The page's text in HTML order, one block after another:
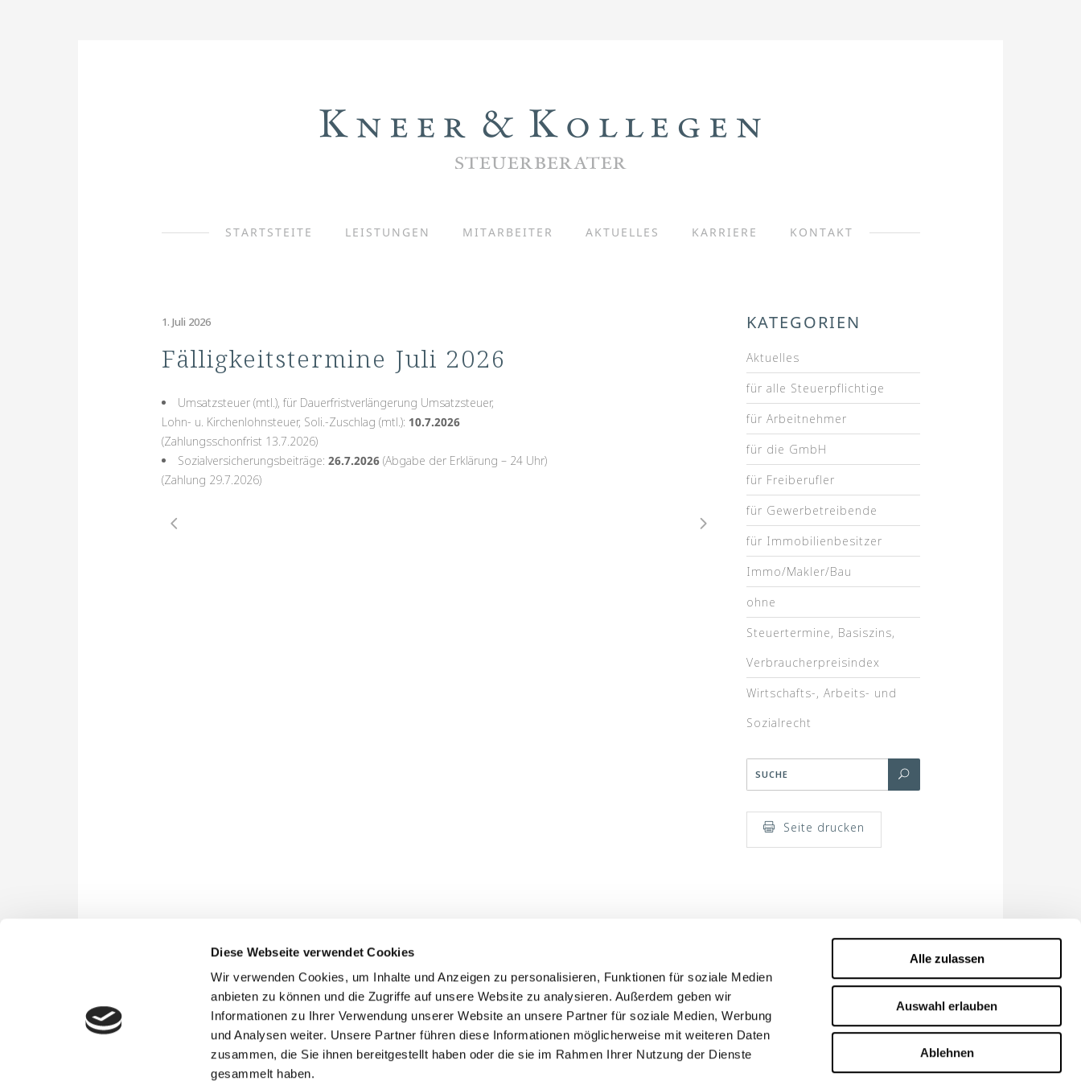
Diese Webseite verwendet Cookies
Wir verwenden Cookies, um Inhalte und Anzeigen zu personalisieren, Funktionen für soziale Medien
anbieten zu können und die Zugriffe auf unsere Website zu analysieren. Außerdem geben wir
Informationen zu Ihrer Verwendung unserer Website an unsere Partner für soziale Medien, Werbung
und Analysen weiter. Unsere Partner führen diese Informationen möglicherweise mit weiteren Daten
zusammen, die Sie ihnen bereitgestellt haben oder die sie im Rahmen Ihrer Nutzung der Dienste
gesammelt haben.
Alle zulassen
Auswahl erlauben
Ablehnen
STARTSTEITE LEISTUNGEN MITARBEITER AKTUELLES KARRIERE KONTAKT
1. Juli 2026
Fälligkeitstermine Juli 2026
Umsatzsteuer (mtl.), für Dauerfristverlängerung Umsatzsteuer,
Lohn- u. Kirchenlohnsteuer, Soli.-Zuschlag (mtl.): 10.7.2026
(Zahlungsschonfrist 13.7.2026)
Sozialversicherungsbeiträge: 26.7.2026(Abgabe der Erklärung – 24 Uhr)
(Zahlung 29.7.2026)
KATEGORIEN
Aktuelles
für alle Steuerpflichtige
für Arbeitnehmer
für die GmbH
für Freiberufler
für Gewerbetreibende
für Immobilienbesitzer
Immo/Makler/Bau
ohne
Steuertermine, Basiszins,
Verbraucherpreisindex
Wirtschafts-, Arbeits- und
Sozialrecht
Seite drucken
Kontakt &
Öffnungszeiten